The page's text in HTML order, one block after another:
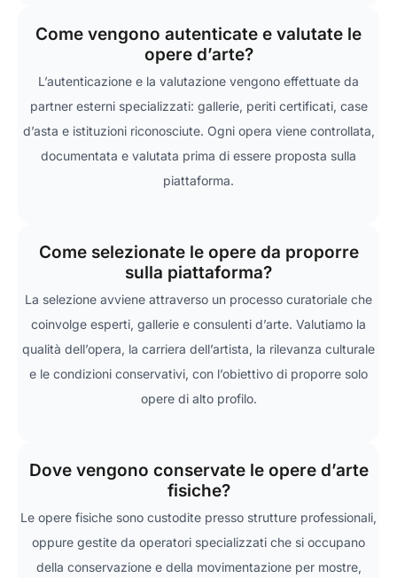
Come vengono autenticate e valutate le
opere d’arte?
L’autenticazione e la valutazione vengono effettuate da
partner esterni specializzati: gallerie, periti certificati, case
d’asta e istituzioni riconosciute. Ogni opera viene controllata,
documentata e valutata prima di essere proposta sulla
piattaforma.
Come selezionate le opere da proporre
sulla piattaforma?
La selezione avviene attraverso un processo curatoriale che
coinvolge esperti, gallerie e consulenti d’arte. Valutiamo la
qualità dell’opera, la carriera dell’artista, la rilevanza culturale
e le condizioni conservativi, con l’obiettivo di proporre solo
opere di alto profilo.
Dove vengono conservate le opere d’arte
fisiche?
Le opere fisiche sono custodite presso strutture professionali,
oppure gestite da operatori specializzati che si occupano
della conservazione e della movimentazione per mostre,